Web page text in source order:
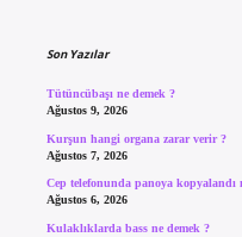
Son Yazılar
Tütüncübaşı ne demek ?
Ağustos 9, 2026
Kurşun hangi organa zarar verir ?
Ağustos 7, 2026
Cep telefonunda panoya kopyalandı
Ağustos 6, 2026
Kulaklıklarda bass ne demek ?